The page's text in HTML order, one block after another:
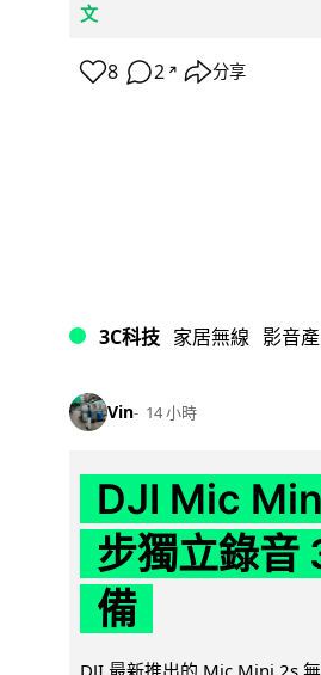
文
8 2 ↗ 分享
3C科技 家居無線 影音
Vin 14 小時
DJI Mic
步獨立錄音
備
DJI 最新推出的 Mic Mini 2s